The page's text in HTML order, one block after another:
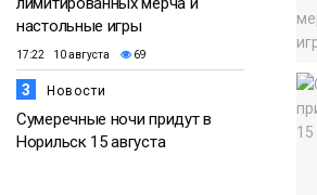
настольные игры
17:22 10 августа 69
3 Новости
Сумеречные ночи придут в
Норильск 15 августа